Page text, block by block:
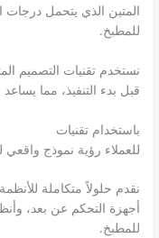
المتين الذي يتحمل
للمطبخ.
قبل بدء التنفيذ، مما
باستخدام تقنيات
للعملاء رؤية نموذج واقعي
نقدم حلولاً متكاملة
أجهزة التحكم عن بعد،
للمطبخ.